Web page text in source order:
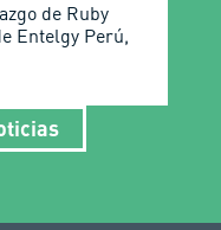
de Ruby
Entelgy Perú,